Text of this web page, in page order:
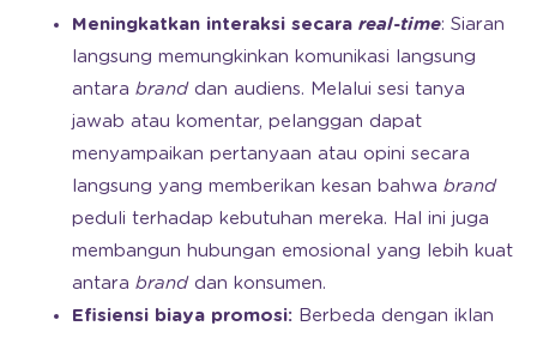
Meningkatkan interaksi secara real-time: Siaran
langsung memungkinkan komunikasi langsung
antara brand dan audiens. Melalui sesi tanya
jawab atau komentar, pelanggan dapat
menyampaikan pertanyaan atau opini secara
langsung yang memberikan kesan bahwa brand
peduli terhadap kebutuhan mereka. Hal ini juga
membangun hubungan emosional yang lebih kuat
antara brand dan konsumen.
Efisiensi biaya promosi: Berbeda dengan iklan